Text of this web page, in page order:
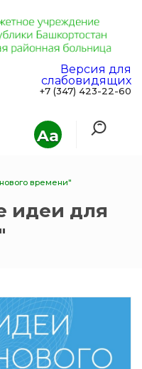
Aa
Версия для
слабовидящих
+7 (347) 423-22-60
времени"
идеи для